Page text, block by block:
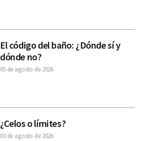
El código del baño: ¿Dónde sí y
dónde no?
05 de agosto de 2026
¿Celos o límites?
03 de agosto de 2026